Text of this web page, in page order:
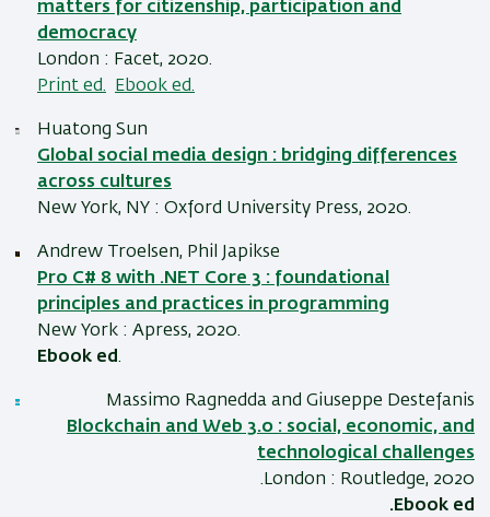
matters for citizenship, participation and
democracy
London : Facet, 2020.
Print ed.
Ebook ed.
Huatong Sun
Global social media design : bridging differences
across cultures
New York, NY : Oxford University Press, 2020.
Andrew Troelsen, Phil Japikse
Pro C# 8 with .NET Core 3 : foundational
principles and practices in programming
New York : Apress, 2020.
Ebook ed.
Massimo Ragnedda and Giuseppe Destefanis
Blockchain and Web 3.0 : social, economic, and
technological challenges
London : Routledge, 2020.
Ebook ed.